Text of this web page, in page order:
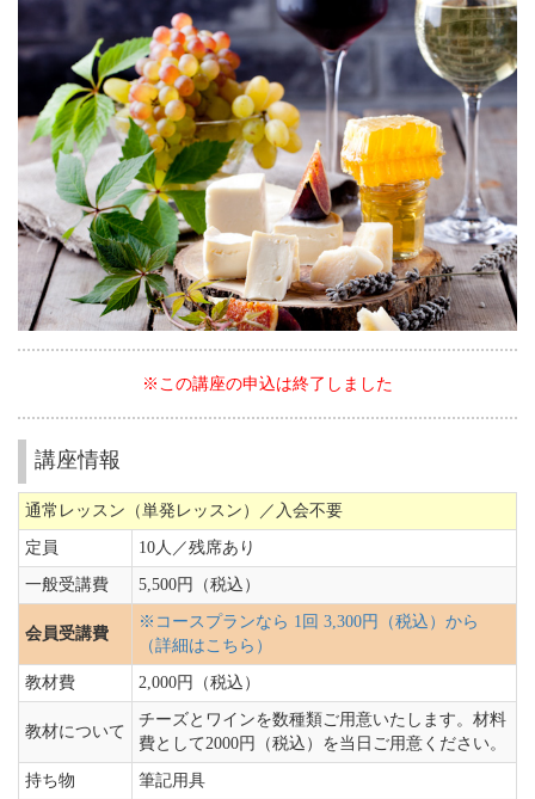
※この講座の申込は終了しました
講座情報
通常レッスン（単発レッスン）／入会不要
定員 10人／残席あり
一般受講費 5,500円（税込）
会員受講費
※コースプランなら 1回 3,300円（税込）から
（詳細はこちら）
教材費 2,000円（税込）
教材について
チーズとワインを数種類ご用意いたします。材料
費として2000円（税込）を当日ご用意ください。
持ち物 筆記用具